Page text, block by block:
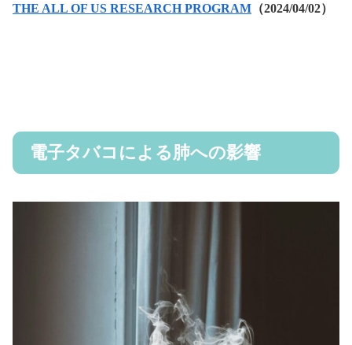
THE ALL OF US RESEARCH PROGRAM （2024/04/02）
電子タバコによる肺への影響